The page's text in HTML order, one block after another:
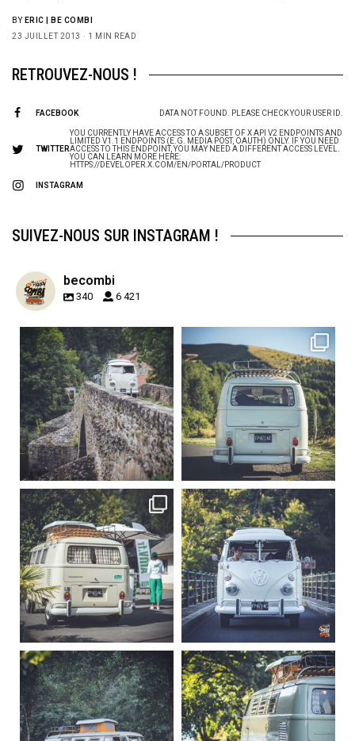
BY ERIC | BE COMBI
23 JUILLET 2013
1 MIN READ
RETROUVEZ-NOUS !
FACEBOOK DATA NOT FOUND. PLEASE CHECK YOUR USER ID.
TWITTER
YOU CURRENTLY HAVE ACCESS TO A SUBSET OF X API V2 ENDPOINTS AND
LIMITED V1.1 ENDPOINTS (E.G. MEDIA POST, OAUTH) ONLY. IF YOU NEED
ACCESS TO THIS ENDPOINT, YOU MAY NEED A DIFFERENT ACCESS LEVEL.
YOU CAN LEARN MORE HERE:
HTTPS://DEVELOPER.X.COM/EN/PORTAL/PRODUCT
INSTAGRAM
SUIVEZ-NOUS SUR INSTAGRAM !
becombi
340 6 421
becombi
Sep 15
219
3
Sep 12
216
3
becombi
Sep 10
220
4
becombi
Août 10
177
0
becombi becombi